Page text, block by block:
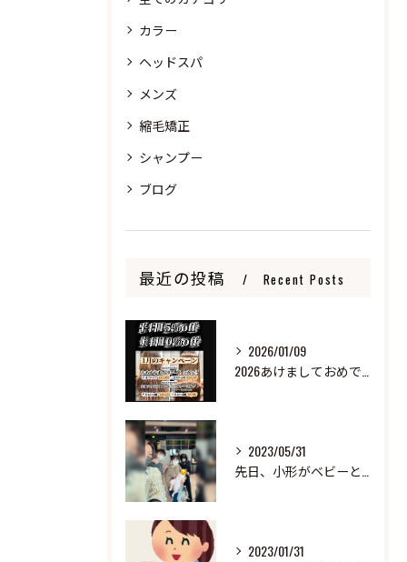
カラー
ヘッドスパ
メンズ
縮毛矯正
シャンプー
ブログ
最近の投稿 Recent Posts
2026/01/09
2023/05/31
2023/01/31